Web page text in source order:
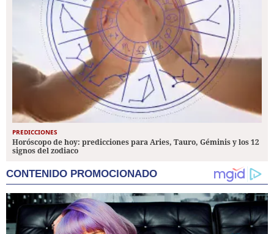
PREDICCIONES
Horóscopo de hoy: predicciones para Aries, Tauro, Géminis y los 12
signos del zodiaco
CONTENIDO PROMOCIONADO